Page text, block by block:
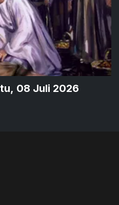
08 Juli 2026